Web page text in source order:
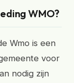
WMO?
Wmo is een
voor
nodig zijn